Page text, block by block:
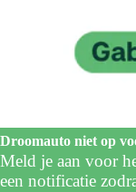
Droomauto niet op
Meld je aan voor
een notificatie